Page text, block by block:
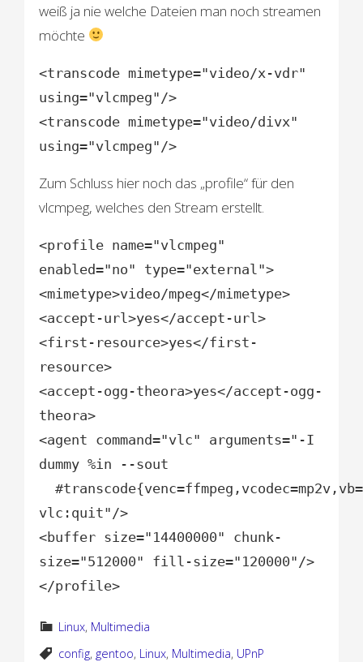
weiß ja nie welche Dateien man noch streamen
möchte
<transcode mimetype="video/x-vdr"
using="vlcmpeg"/>
<transcode mimetype="video/divx"
using="vlcmpeg"/>
Zum Schluss hier noch das „profile“ für den
vlcmpeg, welches den Stream erstellt.
<profile name="vlcmpeg"
enabled="no" type="external">
<mimetype>video/mpeg</mimetype>
<accept-url>yes</accept-url>
<first-resource>yes</first-
resource>
<accept-ogg-theora>yes</accept-ogg-
theora>
<agent command="vlc" arguments="-I
dummy %in --sout
vlc:quit"/>
<buffer size="14400000" chunk-
size="512000" fill-size="120000"/>
</profile>
Linux, Multimedia
config, gentoo, Linux, Multimedia, UPnP